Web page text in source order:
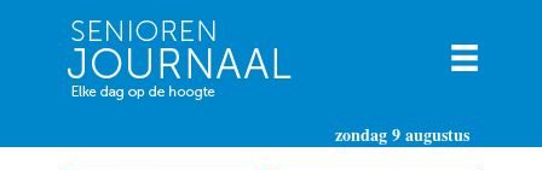
zondag 9 augustus